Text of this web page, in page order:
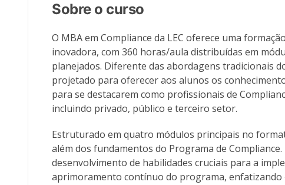
Sobre o curso
O MBA em Compliance da LEC oferece uma
inovadora, com 360 horas/aula distribuídas em
planejados. Diferente das abordagens tradicionais
projetado para oferecer aos alunos os
para se destacarem como profissionais de
incluindo privado, público e terceiro setor.
Estruturado em quatro módulos principais no
além dos fundamentos do Programa de Compliance.
desenvolvimento de habilidades cruciais para a
aprimoramento contínuo do programa, enfatizando